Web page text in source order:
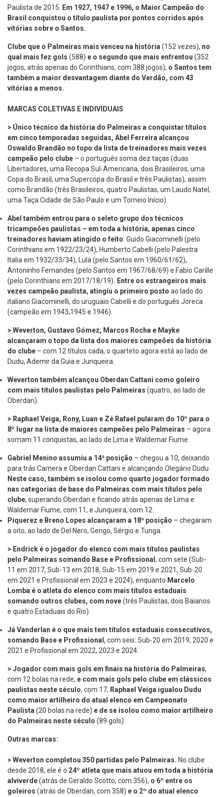
Paulista de 2015.
Em 1927, 1947 e 1996, o Maior Campeão do
Brasil conquistou o título paulista por pontos corridos após
vitórias sobre o Santos.
Clube que o Palmeiras mais venceu na história (152 vezes), no
qual mais fez gols (588) e o segundo que mais enfrentou (352
jogos, atrás apenas do Corinthians, com 388 jogos), o Santos tem
também a maior desvantagem diante do Verdão, com 43
vitórias a menos.
MARCAS COLETIVAS E INDIVIDUAIS
> Único técnico da história do Palmeiras a conquistar títulos
em cinco temporadas seguidas, Abel Ferreira alcançou
Oswaldo Brandão no topo da lista de treinadores mais vezes
campeão pelo clube – o português soma dez taças (duas
Libertadores, uma Recopa Sul-Americana, dois Brasileiros, uma
Copa do Brasil, uma Supercopa do Brasil e três Paulistas), assim
como Brandão (três Brasileiros, quatro Paulistas, um Laudo Natel,
uma Taça Cidade de São Paulo e um Torneio Início).
Abel também entrou para o seleto grupo dos técnicos
tricampeões paulistas – em toda a história, apenas cinco
treinadores haviam atingido o feito: Guido Giacominelli (pelo
Corinthians em 1922/23/24), Humberto Cabelli (pelo Palestra
Italia em 1932/33/34), Lula (pelo Santos em 1960/61/62),
Antoninho Fernandes (pelo Santos em 1967/68/69) e Fabio Carille
(pelo Corinthians em 2017/18/19). Entre os estrangeiros mais
vezes campeão paulista, atingiu o primeiro posto ao lado do
italiano Giacominelli, do uruguaio Cabelli e do português Joreca
(campeão em 1943,1945 e 1946).
> Weverton, Gustavo Gómez, Marcos Rocha e Mayke
alcançaram o topo da lista dos maiores campeões da história
do clube – com 12 títulos cada, o quarteto agora está ao lado de
Dudu, Ademir da Guia e Junqueira.
Weverton também alcançou Oberdan Cattani como goleiro
com mais títulos paulistas pelo Palmeiras (quatro, ao lado de
Oberdan).
> Raphael Veiga, Rony, Luan e Zé Rafael pularam do 10º para o
8º lugar na lista de maiores campeões pelo Palmeiras – agora
somam 11 conquistas, ao lado de Lima e Waldemar Fiume.
Gabriel Menino assumiu a 14ª posição – chegou a 10, deixando
para trás Carnera e Oberdan Cattani e alcançando Olegário Dudu.
Neste caso, também se isolou como quarto jogador formado
nas categorias de base do Palmeiras com mais títulos pelo
clube, superando Oberdan e ficando atrás apenas de Lima e
Waldemar Fiume, com 11, e Junqueira, com 12.
Piquerez e Breno Lopes alcançaram a 18ª posição – chegaram
a oito, ao lado de Del Nero, Gengo, Sérgio e Tunga.
> Endrick é o jogador do elenco com mais títulos paulistas
pelo Palmeiras somando Base e Profissional , com sete (Sub-
11 em 2017, Sub-13 em 2018, Sub-15 em 2019 e 2021, Sub-20
em 2021 e Profissional em 2023 e 2024), enquanto Marcelo
Lomba é o atleta do elenco com mais títulos estaduais
somando outros clubes, com nove(três Paulistas, dois Baianos
e quatro Estaduais do Rio).
Já Vanderlan é o que mais tem títulos estaduais consecutivos,
somando Base e Profissional , com seis: Sub-20 em 2019, 2020 e
2021 e Profissional em 2022, 2023 e 2024.
> Jogador com mais gols em finais na história do Palmeiras,
com 12 bolas na rede, e com mais gols pelo clube em clássicos
paulistas neste século, com 17, Raphael Veiga igualou Dudu
como maior artilheiro do atual elenco em Campeonato
Paulista (20 bolas na rede) e de se isolou como maior artilheiro
do Palmeiras neste século (89 gols).
Outras marcas:
> Weverton completou 350 partidas pelo Palmeiras. No clube
desde 2018, ele é o 24º atleta que mais atuou em toda a história
alviverde(atrás de Geraldo Scotto, com 356), o 6º entre os
goleiros (atrás de Oberdan, com 358) e o 2º do atual elenco